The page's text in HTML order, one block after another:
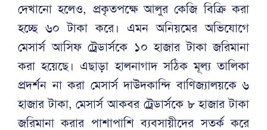
দেখানো হলেও, প্রকৃতপক্ষে আলুর কেজি বিক্রি করা
হচ্ছে ৬০ টাকা করে। এমন অনিয়মের অভিযোগে
মেসার্স আসিফ ট্রেডার্সকে ১০ হাজার টাকা জরিমানা
করা হয়েছে। এছাড়া হালনাগাদ সঠিক মূল্য তালিকা
প্রদর্শন না করা মেসার্স দাউদকান্দি বাণিজ্যালয়কে ৬
হাজার টাকা, মেসার্স আকবর ট্রেডার্সকে ৮ হাজার টাকা
জরিমানা করার পাশাপাশি ব্যবসায়ীদের সতর্ক করে